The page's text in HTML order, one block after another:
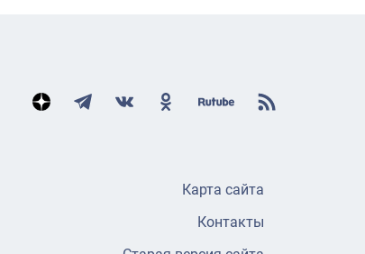
Карта сайта
Контакты